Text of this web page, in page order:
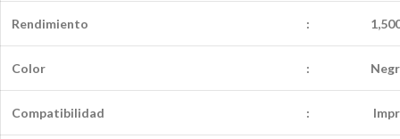
Rendimiento :
Color :
Compatibilidad :